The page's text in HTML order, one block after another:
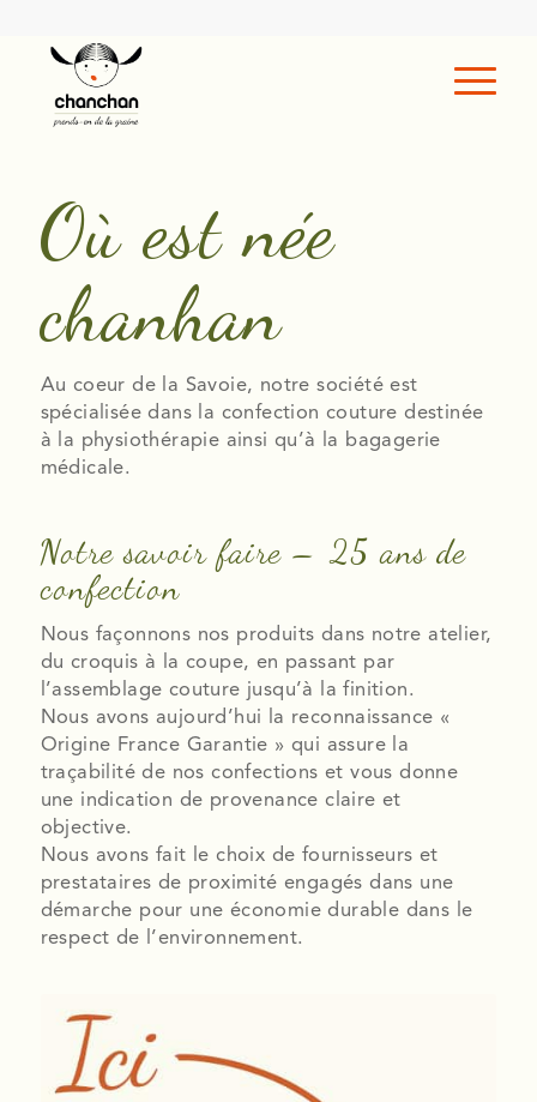
Où est née
chanhan
Au coeur de la Savoie, notre société est
spécialisée dans la confection couture destinée
à la physiothérapie ainsi qu’à la bagagerie
médicale.
Notre savoir faire – 25 ans de
confection
Nous façonnons nos produits dans notre atelier,
du croquis à la coupe, en passant par
l’assemblage couture jusqu’à la finition.
Nous avons aujourd’hui la reconnaissance «
Origine France Garantie » qui assure la
traçabilité de nos confections et vous donne
une indication de provenance claire et
objective.
Nous avons fait le choix de fournisseurs et
prestataires de proximité engagés dans une
démarche pour une économie durable dans le
respect de l’environnement.